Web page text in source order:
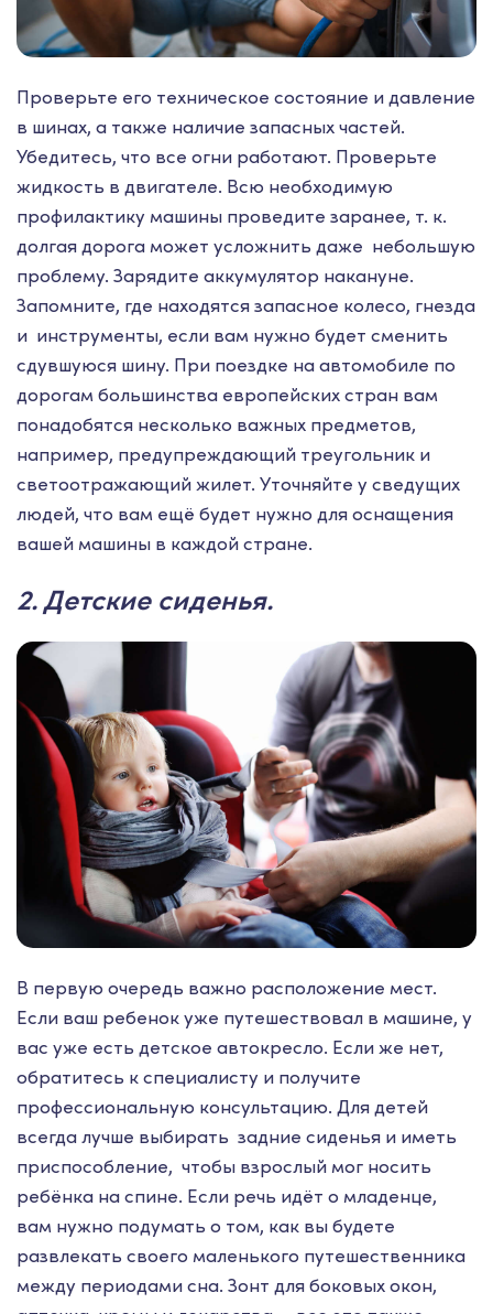
Проверьте его техническое состояние и давление
в шинах, а также наличие запасных частей.
Убедитесь, что все огни работают. Проверьте
жидкость в двигателе. Всю необходимую
профилактику машины проведите заранее, т. к.
долгая дорога может усложнить даже небольшую
проблему. Зарядите аккумулятор накануне.
Запомните, где находятся запасное колесо, гнезда
и инструменты, если вам нужно будет сменить
сдувшуюся шину. При поездке на автомобиле по
дорогам большинства европейских стран вам
понадобятся несколько важных предметов,
например, предупреждающий треугольник и
светоотражающий жилет. Уточняйте у сведущих
людей, что вам ещё будет нужно для оснащения
вашей машины в каждой стране.
2. Детские сиденья.
В первую очередь важно расположение мест.
Если ваш ребенок уже путешествовал в машине, у
вас уже есть детское автокресло. Если же нет,
обратитесь к специалисту и получите
профессиональную консультацию. Для детей
всегда лучше выбирать задние сиденья и иметь
приспособление, чтобы взрослый мог носить
ребёнка на спине. Если речь идёт о младенце,
вам нужно подумать о том, как вы будете
развлекать своего маленького путешественника
между периодами сна. Зонт для боковых окон,